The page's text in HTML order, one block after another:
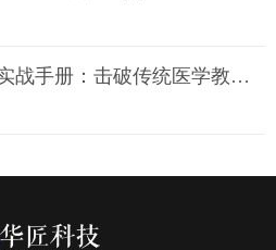
医疗教育仿真动画定制实战手册：击破传统医学教育7大痛点